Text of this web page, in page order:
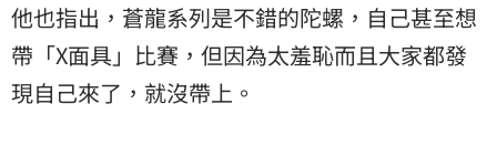
他也指出，蒼龍系列是不錯的陀螺，自己甚至想
帶「X面具」比賽，但因為太羞恥而且大家都發
現自己來了，就沒帶上。